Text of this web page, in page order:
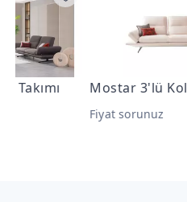
Mostar 3'lü Koltuk
Fiyat sorunuz